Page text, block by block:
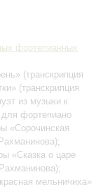
фортепианных
(транскрипция
(транскрипция
из музыки к
для фортепиано
«Сорочинская
;
«Сказка о царе
;
мельничиха»